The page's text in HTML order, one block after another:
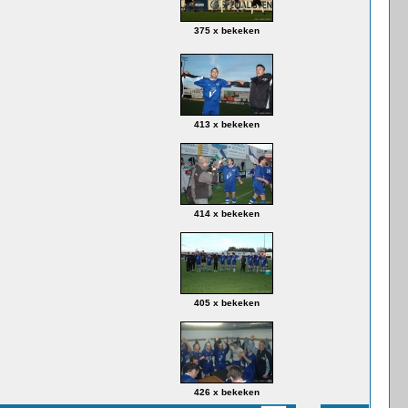
375 x bekeken
413 x bekeken
414 x bekeken
405 x bekeken
426 x bekeken